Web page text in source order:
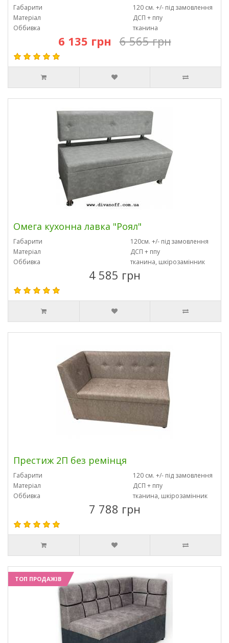
Габарити
120 см. +/- під замовлення
Матеріал
ДСП + ппу
Оббивка
тканина
6 135 грн 6 565 грн
Омега кухонна лавка "Роял"
Габарити
120см. +/- під замовлення
Матеріал
ДСП + ппу
Оббивка
тканина, шкірозамінник
4 585 грн
Престиж 2П без ремінця
Габарити
120 см. +/- під замовлення
Матеріал
ДСП + ппу
Оббивка
тканина, шкірозамінник
7 788 грн
ТОП ПРОДАЖІВ